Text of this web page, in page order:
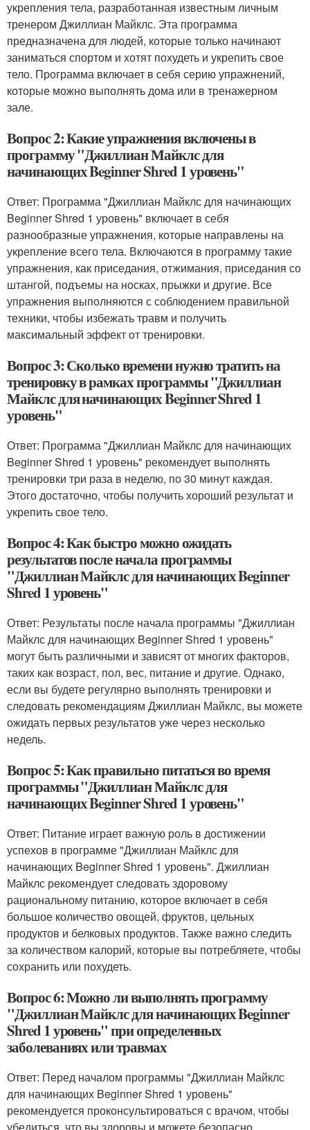
укрепления тела, разработанная известным личным
тренером Джиллиан Майклс. Эта программа
предназначена для людей, которые только начинают
заниматься спортом и хотят похудеть и укрепить свое
тело. Программа включает в себя серию упражнений,
которые можно выполнять дома или в тренажерном
зале.
Вопрос 2: Какие упражнения включены в
программу "Джиллиан Майклс для
начинающих Beginner Shred 1 уровень"
Ответ: Программа "Джиллиан Майклс для начинающих
Beginner Shred 1 уровень" включает в себя
разнообразные упражнения, которые направлены на
укрепление всего тела. Включаются в программу такие
упражнения, как приседания, отжимания, приседания со
штангой, подъемы на носках, прыжки и другие. Все
упражнения выполняются с соблюдением правильной
техники, чтобы избежать травм и получить
максимальный эффект от тренировки.
Вопрос 3: Сколько времени нужно тратить на
тренировку в рамках программы "Джиллиан
Майклс для начинающих Beginner Shred 1
уровень"
Ответ: Программа "Джиллиан Майклс для начинающих
Beginner Shred 1 уровень" рекомендует выполнять
тренировки три раза в неделю, по 30 минут каждая.
Этого достаточно, чтобы получить хороший результат и
укрепить свое тело.
Вопрос 4: Как быстро можно ожидать
результатов после начала программы
"Джиллиан Майклс для начинающих Beginner
Shred 1 уровень"
Ответ: Результаты после начала программы "Джиллиан
Майклс для начинающих Beginner Shred 1 уровень"
могут быть различными и зависят от многих факторов,
таких как возраст, пол, вес, питание и другие. Однако,
если вы будете регулярно выполнять тренировки и
следовать рекомендациям Джиллиан Майклс, вы можете
ожидать первых результатов уже через несколько
недель.
Вопрос 5: Как правильно питаться во время
программы "Джиллиан Майклс для
начинающих Beginner Shred 1 уровень"
Ответ: Питание играет важную роль в достижении
успехов в программе "Джиллиан Майклс для
начинающих Beginner Shred 1 уровень". Джиллиан
Майклс рекомендует следовать здоровому
рациональному питанию, которое включает в себя
большое количество овощей, фруктов, цельных
продуктов и белковых продуктов. Также важно следить
за количеством калорий, которые вы потребляете, чтобы
сохранить или похудеть.
Вопрос 6: Можно ли выполнять программу
"Джиллиан Майклс для начинающих Beginner
Shred 1 уровень" при определенных
заболеваниях или травмах
Ответ: Перед началом программы "Джиллиан Майклс
для начинающих Beginner Shred 1 уровень"
рекомендуется проконсультироваться с врачом, чтобы